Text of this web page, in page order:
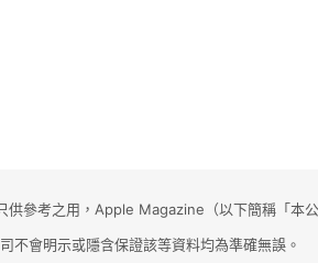
參考之用，Apple Magazine（以下簡稱「本
不會明示或隱含保證該等資料均為準確無誤。